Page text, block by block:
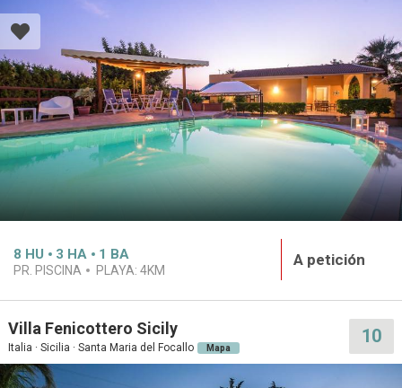
8 HU 3 HA 1 BA
PR. PISCINA PLAYA: 4KM
A petición
Villa Fenicottero Sicily
Italia · Sicilia · Santa Maria del Focallo Mapa
10